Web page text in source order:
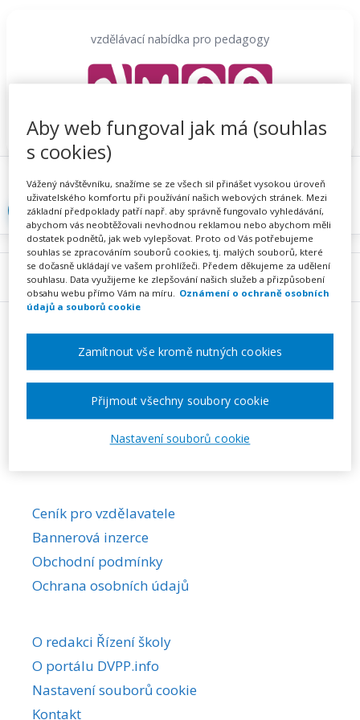
vzdělávací nabídka pro pedagogy
Proč se registrovat Hlídací sojka
Registrace
Přihlásit
Požadovaná akce nebyla nalezena.
Menu
Ceník pro vzdělavatele
Bannerová inzerce
Obchodní podmínky
Ochrana osobních údajů
O redakci Řízení školy
O portálu DVPP.info
Nastavení souborů cookie
Kontakt
Aby web fungoval jak má (souhlas
s cookies)
Vážený návštěvníku, snažíme se ze všech sil přinášet vysokou úroveň
uživatelského komfortu při používání našich webových stránek. Mezi
základní předpoklady patří např. aby správně fungovalo vyhledávání,
abychom vás neobtěžovali nevhodnou reklamou nebo abychom měli
dostatek podnětů, jak web vylepšovat. Proto od Vás potřebujeme
souhlas se zpracováním souborů cookies, tj. malých souborů, které
se dočasně ukládají ve vašem prohlížeči. Předem děkujeme za udělení
souhlasu. Data využijeme ke zlepšování našich služeb a přizpůsobení
obsahu webu přímo Vám na míru. Oznámení o ochraně osobních
údajů a souborů cookie
Nastavení souborů cookie
Zamítnout vše kromě nutných cookies
Přijmout všechny soubory cookie